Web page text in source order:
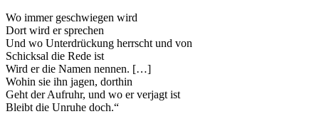
Wo immer geschwiegen wird
Dort wird er sprechen
Und wo Unterdrückung herrscht und von
Schicksal die Rede ist
Wird er die Namen nennen. […]
Wohin sie ihn jagen, dorthin
Geht der Aufruhr, und wo er verjagt ist
Bleibt die Unruhe doch.“